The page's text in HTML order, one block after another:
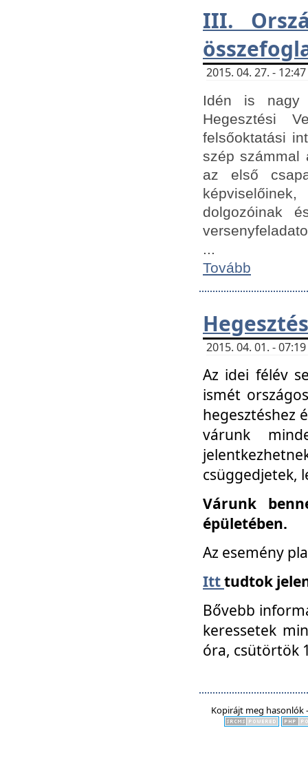
III.
2015. 04. 27. -
Idén is nagy
Hegesztési
felsőoktatási
szép számmal
az első
dolgozóinak
...
Tovább
2015. 04. 01. -
Az idei félév
ismét
hegesztéshez
várunk
csüggedjetek,
Várunk
épületében.
Az esemény
Itttudtok
Bővebb
keressetek
óra, csütörtök
Kopirájt meg hasonlók